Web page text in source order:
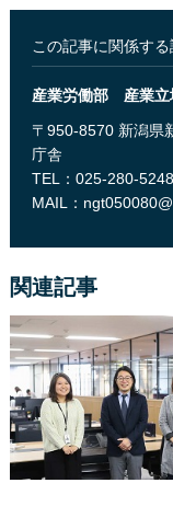
この記事に関係する
産業労働部 産業立
〒950-8570 新潟県
庁舎
TEL：025-280-5248
MAIL：
関連記事